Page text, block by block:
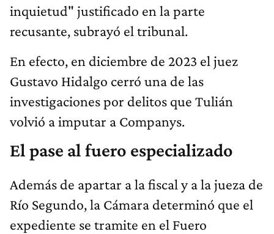
inquietud" justificado en la parte
recusante, subrayó el tribunal.
En efecto, en diciembre de 2023 el juez
Gustavo Hidalgo cerró una de las
investigaciones por delitos que Tulián
volvió a imputar a Companys.
El pase al fuero especializado
Además de apartar a la fiscal y a la jueza de
Río Segundo, la Cámara determinó que el
expediente se tramite en el Fuero